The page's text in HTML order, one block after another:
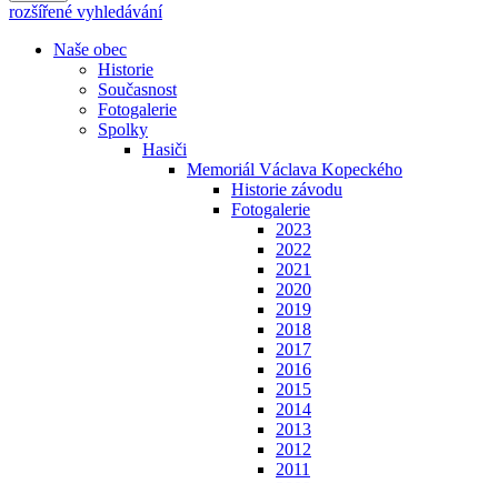
rozšířené vyhledávání
Naše obec
Historie
Současnost
Fotogalerie
Spolky
Hasiči
Memoriál Václava Kopeckého
Historie závodu
Fotogalerie
2023
2022
2021
2020
2019
2018
2017
2016
2015
2014
2013
2012
2011